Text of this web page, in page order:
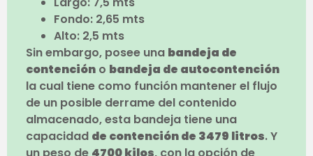
Fondo: 2,65 mts
Alto: 2,5 mts
Sin embargo, posee una bandeja de
contención o bandeja de autocontención
la cual tiene como función mantener el flujo
de un posible derrame del contenido
almacenado, esta bandeja tiene una
capacidad de contención de 3479 litros. Y